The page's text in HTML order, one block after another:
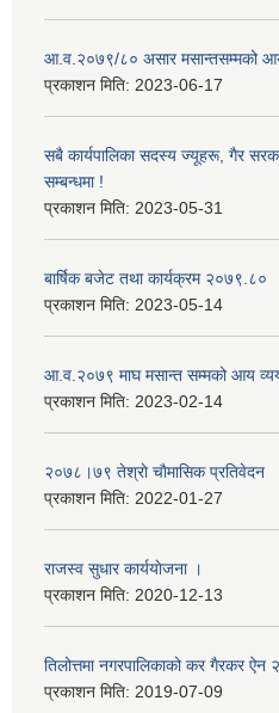
आ.व.२०७९/८० असार मसान्तसम्मको
प्रकाशन मिति: 2023-06-17
सबै कार्यपालिका सदस्य ज्यूहरू, गैर
सम्बन्धमा !
प्रकाशन मिति: 2023-05-31
बार्षिक बजेट तथा कार्यक्रम २०७९.८०
प्रकाशन मिति: 2023-05-14
आ.व.२०७९ माघ मसान्त सम्मको आय
प्रकाशन मिति: 2023-02-14
२०७८।७९ तेश्राे चाैमासिक प्रतिवेदन
प्रकाशन मिति: 2022-01-27
राजस्व सुधार कार्ययाेजना ।
प्रकाशन मिति: 2020-12-13
तिलोत्तमा नगरपालिकाको कर गैरकर
प्रकाशन मिति: 2019-07-09